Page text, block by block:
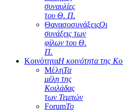
συναυλίες
του Θ. Π.
ΘανασοσυνάξειςΟι
συνάξεις των
φίλων του Θ.
Π.
ΚοινότηταΗ κοινότητα της
ΜέληΤα
μέλη της
Κοιλάδας
των Τεμπών
ForumΤο